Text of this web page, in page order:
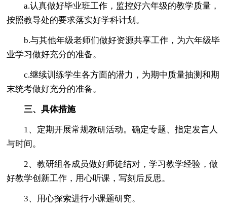
a.认真做好毕业班工作，监控好六年级的教学质量，
按照教导处的要求落实好学科计划。
b.与其他年级老师们做好资源共享工作，为六年级毕
业学习做好充分的准备。
c.继续训练学生各方面的潜力，为期中质量抽测和期
末统考做好充分的准备。
三、具体措施
1、定期开展常规教研活动。确定专题、指定发言人
与时间。
2、教研组各成员做好师徒结对，学习教学经验，做
好教学创新工作，用心听课，写刻后反思。
3、用心探索进行小课题研究。